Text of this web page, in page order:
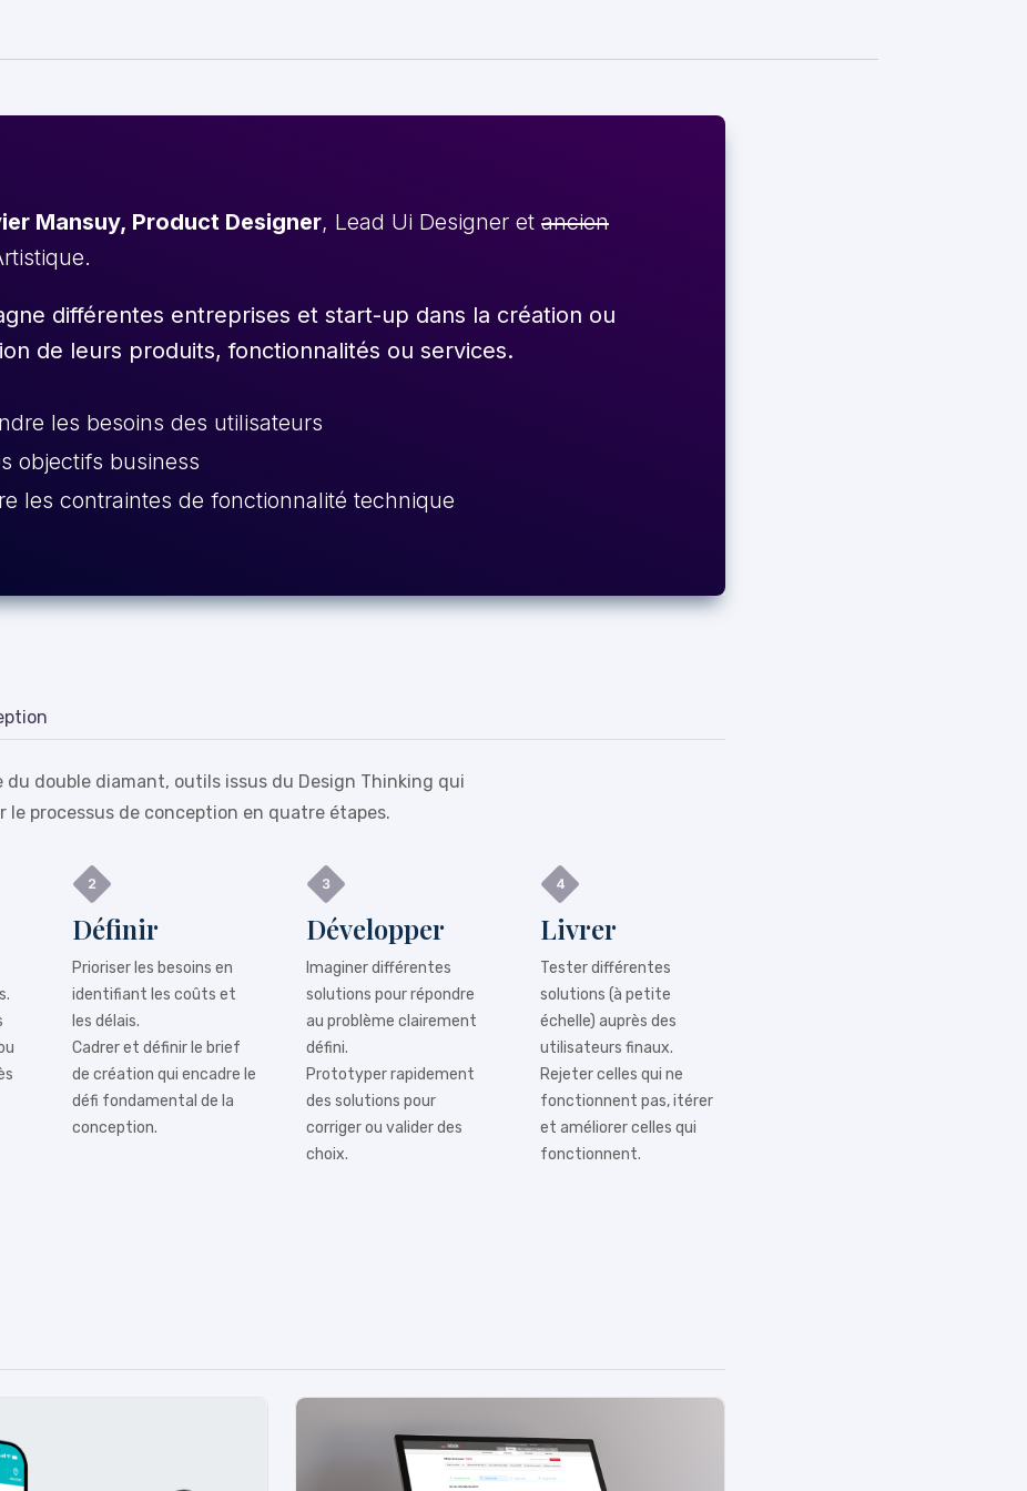
Mansuy, Product Designer, Lead Ui Designer et ancien
différentes entreprises et start-up dans la création ou
de leurs produits, fonctionnalités ou services.
les besoins des utilisateurs
objectifs business
les contraintes de fonctionnalité technique
du double diamant, outils issus du Design Thinking qui
le processus de conception en quatre étapes.
Définir
Prioriser les besoins en
identifiant les coûts et
les délais.
Cadrer et définir le brief
de création qui encadre le
défi fondamental de la
conception.
Développer
Imaginer différentes
solutions pour répondre
au problème clairement
défini.
Prototyper rapidement
des solutions pour
corriger ou valider des
choix.
Livrer
Tester différentes
solutions (à petite
échelle) auprès des
utilisateurs finaux.
Rejeter celles qui ne
fonctionnent pas, itérer
et améliorer celles qui
fonctionnent.